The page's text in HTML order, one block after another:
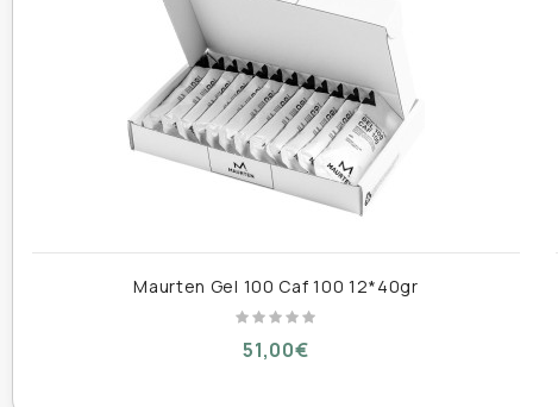
0 g / 0 g
Carbohydrates
– of which sugar
99 g / 39 g
32 g / 13 g
0 g / 0 g
IngredientsMaurten Gel 100 Caf 100 12*40gr
51,00€